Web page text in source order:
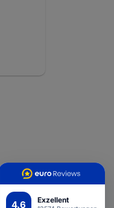
4.6 Exzellent